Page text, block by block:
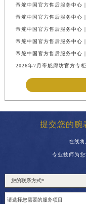
2026年7月帝舵廊坊官方专
提交您的腕
在线
专业技师为